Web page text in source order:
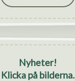
Nyheter!
Klicka på bilderna.